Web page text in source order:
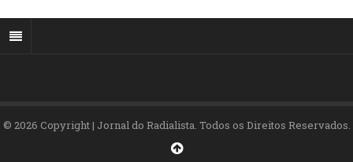
© 2026 Copyright | Jornal do Radialista. Todos os Direitos Reservados.